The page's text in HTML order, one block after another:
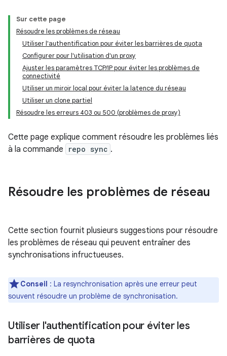
Sur cette page
Résoudre les problèmes de réseau
Utiliser l'authentification pour éviter les barrières de quota
Configurer pour l'utilisation d'un proxy
Ajuster les paramètres TCP/IP pour éviter les problèmes de
connectivité
Utiliser un miroir local pour éviter la latence du réseau
Utiliser un clone partiel
Résoudre les erreurs 403 ou 500 (problèmes de proxy)
Cette page explique comment résoudre les problèmes liés
à la commande
repo sync .
Résoudre les problèmes de réseau
Cette section fournit plusieurs suggestions pour résoudre
les problèmes de réseau qui peuvent entraîner des
synchronisations infructueuses.
Conseil : La resynchronisation après une erreur peut
souvent résoudre un problème de synchronisation.
Utiliser l'authentification pour éviter les
barrières de quota